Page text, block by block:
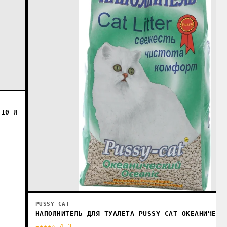
10 Л
PUSSY CAT
НАПОЛНИТЕЛЬ ДЛЯ ТУАЛЕТА PUSSY CAT